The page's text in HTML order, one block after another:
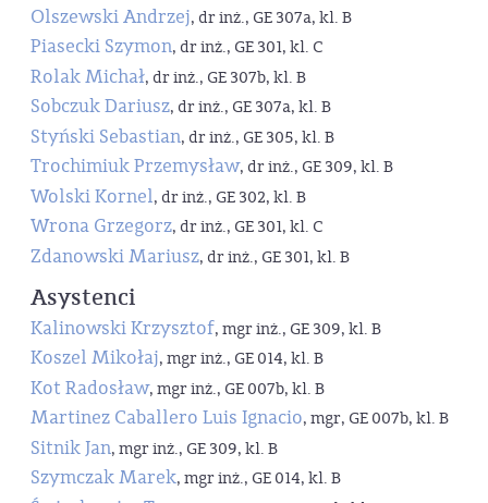
Olszewski Andrzej, dr inż., GE 307a, kl. B
Piasecki Szymon, dr inż., GE 301, kl. C
Rolak Michał, dr inż., GE 307b, kl. B
Sobczuk Dariusz, dr inż., GE 307a, kl. B
Styński Sebastian, dr inż., GE 305, kl. B
Trochimiuk Przemysław, dr inż., GE 309, kl. B
Wolski Kornel, dr inż., GE 302, kl. B
Wrona Grzegorz, dr inż., GE 301, kl. C
Zdanowski Mariusz, dr inż., GE 301, kl. B
Asystenci
Kalinowski Krzysztof, mgr inż., GE 309, kl. B
Koszel Mikołaj, mgr inż., GE 014, kl. B
Kot Radosław, mgr inż., GE 007b, kl. B
Martinez Caballero Luis Ignacio, mgr, GE 007b, kl. B
Sitnik Jan, mgr inż., GE 309, kl. B
Szymczak Marek, mgr inż., GE 014, kl. B